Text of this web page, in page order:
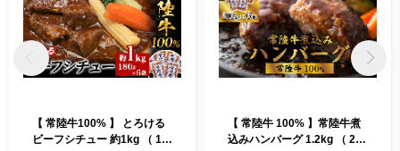
【 常陸牛100% 】 とろける
ビーフシチュー 約1kg （ 18
【 常陸牛 100% 】常陸牛煮
込みハンバーグ 1.2kg （ 200